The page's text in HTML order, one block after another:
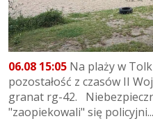
06.08 15:05 Na plaży w
pozostałość z czasów II
granat rg-42.
"zaopiekowali" się policyjni...